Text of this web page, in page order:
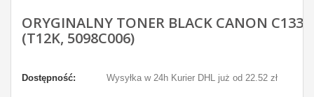
ORYGINALNY TONER BLACK CANON C1333
(T12K, 5098C006)
Dostępność: Wysyłka w 24h Kurier DHL już od 22.52 zł